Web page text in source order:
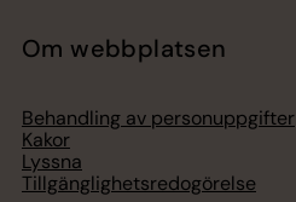
Om webbplatsen
Behandling av personuppgifter
Kakor
Lyssna
Tillgänglighetsredogörelse